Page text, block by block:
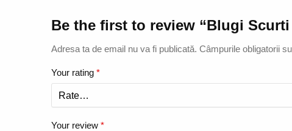
Be the first to review “Blugi
Adresa ta de email nu va fi publicată. Câmpurile obligatorii
Your rating *
Your review *